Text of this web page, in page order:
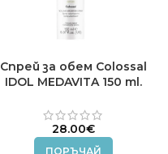
Спрей за обем Colossal
IDOL MEDAVITA 150 ml.
28.00€
ПОРЪЧАЙ